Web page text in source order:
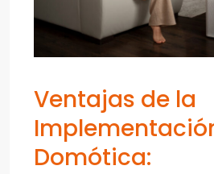
Ventajas de la
Domótica: